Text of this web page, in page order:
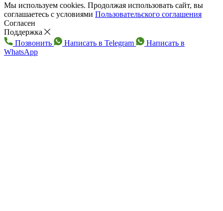
Мы используем cookies. Продолжая использовать сайт, вы
соглашаетесь с условиями Пользовательского соглашения
Согласен
Поддержка
Позвонить
Написать в Telegram
Написать в
WhatsApp